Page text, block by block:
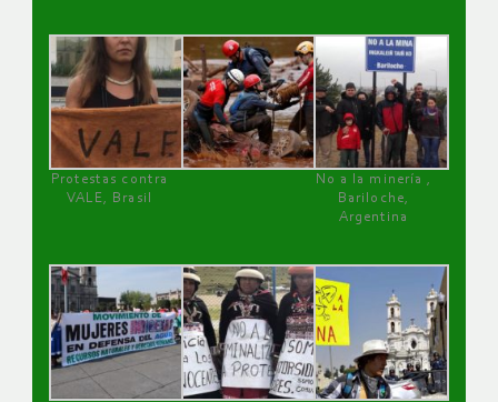
Protestas contra
VALE, Brasil
No a la minería ,
Bariloche,
Argentina